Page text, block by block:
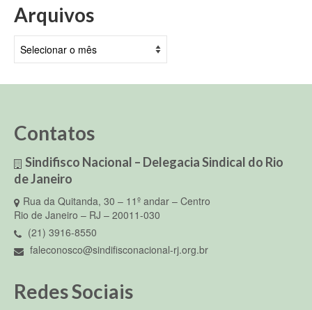
Arquivos
Contatos
Sindifisco Nacional – Delegacia Sindical do Rio
de Janeiro
Rua da Quitanda, 30 – 11º andar – Centro
Rio de Janeiro – RJ – 20011-030
(21) 3916-8550
faleconosco@sindifisconacional-rj.org.br
Redes Sociais